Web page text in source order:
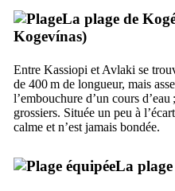
La plage de
Kogevínas)
Entre Kassiopi et Avlaki se
de 400 m de longueur, mais
l’embouchure d’un cours
grossiers. Située un peu à
calme et n’est jamais bondée.
La